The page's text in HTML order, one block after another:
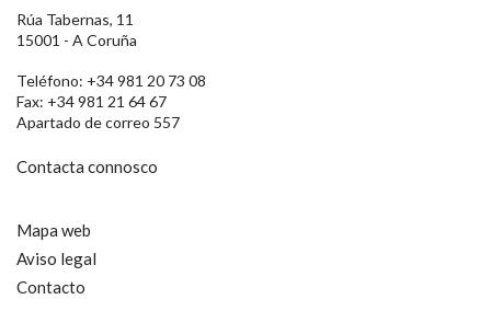
Rúa Tabernas, 11
15001 - A Coruña
Teléfono: +34 981 20 73 08
Fax: +34 981 21 64 67
Apartado de correo 557
Contacta connosco
Mapa web
Aviso legal
Contacto